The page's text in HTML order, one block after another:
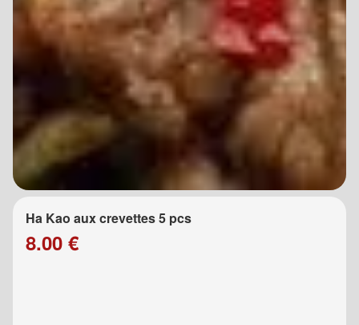
Ha Kao aux crevettes 5 pcs
8.00 €